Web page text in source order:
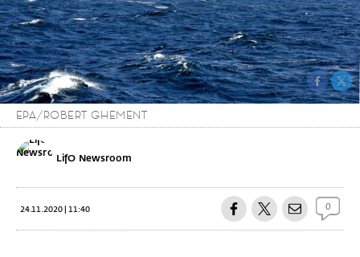
EPA/ROBERT GHEMENT
LifO Newsroom
24.11.2020 | 11:40 0